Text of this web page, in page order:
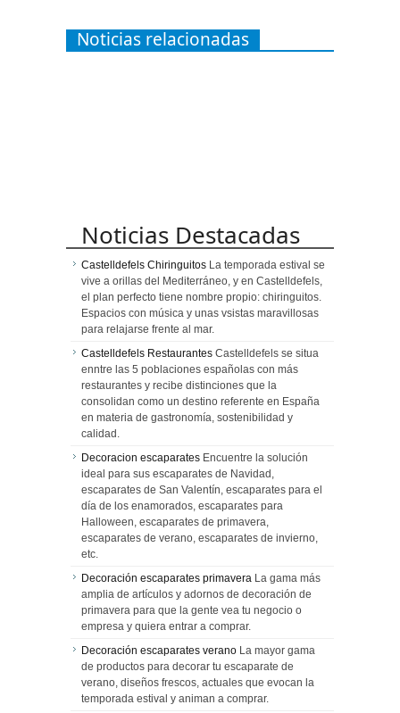
Noticias relacionadas
Noticias Destacadas
Castelldefels Chiringuitos La temporada estival se
vive a orillas del Mediterráneo, y en Castelldefels,
el plan perfecto tiene nombre propio: chiringuitos.
Espacios con música y unas vsistas maravillosas
para relajarse frente al mar.
Castelldefels Restaurantes Castelldefels se situa
enntre las 5 poblaciones españolas con más
restaurantes y recibe distinciones que la
consolidan como un destino referente en España
en materia de gastronomía, sostenibilidad y
calidad.
Decoracion escaparates Encuentre la solución
ideal para sus escaparates de Navidad,
escaparates de San Valentín, escaparates para el
día de los enamorados, escaparates para
Halloween, escaparates de primavera,
escaparates de verano, escaparates de invierno,
etc.
Decoración escaparates primavera La gama más
amplia de artículos y adornos de decoración de
primavera para que la gente vea tu negocio o
empresa y quiera entrar a comprar.
Decoración escaparates verano La mayor gama
de productos para decorar tu escaparate de
verano, diseños frescos, actuales que evocan la
temporada estival y animan a comprar.